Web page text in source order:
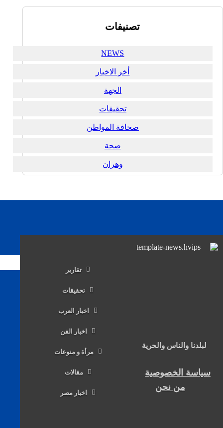
تصنيفات
NEWS
أخر الاخبار
الجهة
تحقيقات
صحافة المواطن
صحة
وهران
لبلدنا والناس والحرية
سياسة الخصوصية
من نحن
تقارير
تحقيقات
اخبار العرب
اخبار الفن
مرأة و منوعات
مقالات
اخبار مصر